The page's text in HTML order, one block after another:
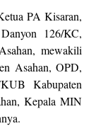
PA Kisaran,
126/KC,
mewakili
Asahan, OPD,
Kabupaten
Kepala MIN